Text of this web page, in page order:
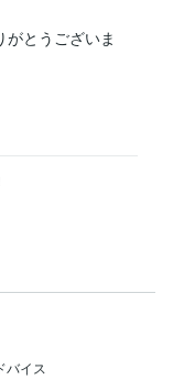
とうございま
バイス